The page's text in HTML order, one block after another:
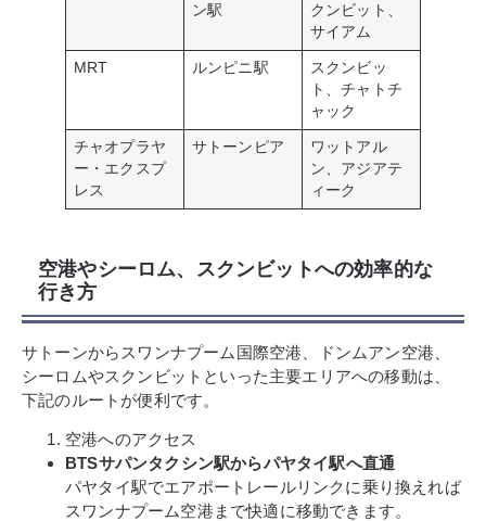
ン駅
クンビット、
サイアム
MRT ルンピニ駅
スクンビッ
ト、チャトチ
ャック
チャオプラヤ
ー・エクスプ
レス
サトーンピア
ワットアル
ン、アジアテ
ィーク
空港やシーロム、スクンビットへの効率的な
行き方
サトーンからスワンナプーム国際空港、ドンムアン空港、
シーロムやスクンビットといった主要エリアへの移動は、
下記のルートが便利です。
空港へのアクセス
BTSサパンタクシン駅からパヤタイ駅へ直通
パヤタイ駅でエアポートレールリンクに乗り換えれば
スワンナプーム空港まで快適に移動できます。